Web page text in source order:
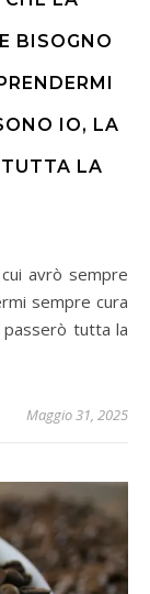
BISOGNO
IO, LA
TUTTA LA
sempre cura
passerò tutta la
Maggio 31, 2025